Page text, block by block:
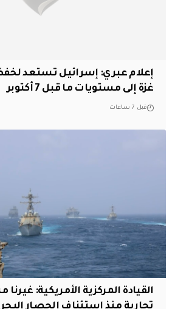
إعلام عبري: إسرائيل تستعد
غزة إلى مستويات ما قبل 7 أكتوبر
قبل 7 ساعات
تجارية منذ استئناف الحصار